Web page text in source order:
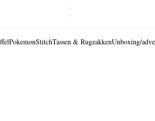
PokemonStitchTassen & RugzakkenUnboxing/